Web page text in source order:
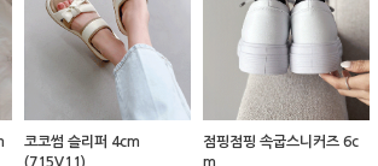
코코썸 슬리퍼 4cm
(715V11)
점핑점핑 속굽스니커즈 6c
m